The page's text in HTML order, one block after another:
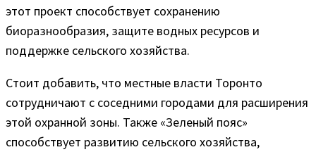
этот проект способствует сохранению
биоразнообразия, защите водных ресурсов и
поддержке сельского хозяйства.
Стоит добавить, что местные власти Торонто
сотрудничают с соседними городами для расширения
этой охранной зоны. Также «Зеленый пояс»
способствует развитию сельского хозяйства,